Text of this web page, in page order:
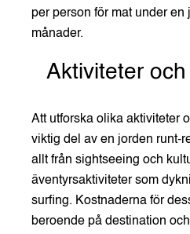
per person för mat under en
månader.
Aktiviteter
Att utforska olika aktiviteter
viktig del av en jorden runt-
allt från sightseeing och
äventyrsaktiviteter som
surfing. Kostnaderna för
beroende på destination